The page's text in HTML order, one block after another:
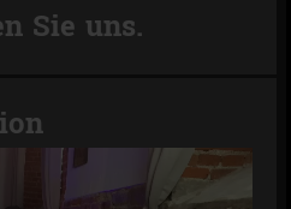
Sie uns.